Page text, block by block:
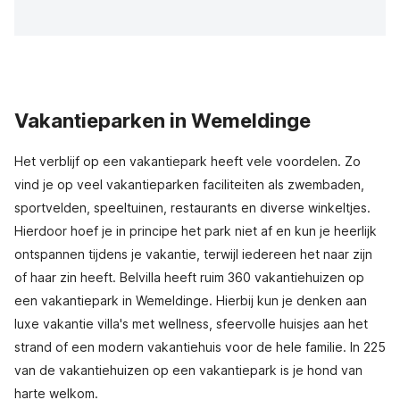
Vakantieparken in Wemeldinge
Het verblijf op een vakantiepark heeft vele voordelen. Zo
vind je op veel vakantieparken faciliteiten als zwembaden,
sportvelden, speeltuinen, restaurants en diverse winkeltjes.
Hierdoor hoef je in principe het park niet af en kun je heerlijk
ontspannen tijdens je vakantie, terwijl iedereen het naar zijn
of haar zin heeft. Belvilla heeft ruim 360 vakantiehuizen op
een vakantiepark in Wemeldinge. Hierbij kun je denken aan
luxe vakantie villa's met wellness, sfeervolle huisjes aan het
strand of een modern vakantiehuis voor de hele familie. In 225
van de vakantiehuizen op een vakantiepark is je hond van
harte welkom.